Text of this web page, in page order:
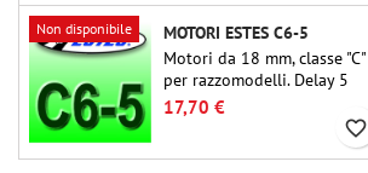
razzomodelli Estes e simili.
Non disponibile
MOTORI ESTES C6-5
Motori da 18 mm, classe "C"
per razzomodelli. Delay 5
secondi, adatti per
razzomodelli monostadio.
17,70 €
favorite_border